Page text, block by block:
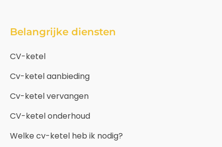
Belangrijke diensten
CV-ketel
Cv-ketel aanbieding
Cv-ketel vervangen
CV-ketel onderhoud
Welke cv-ketel heb ik nodig?